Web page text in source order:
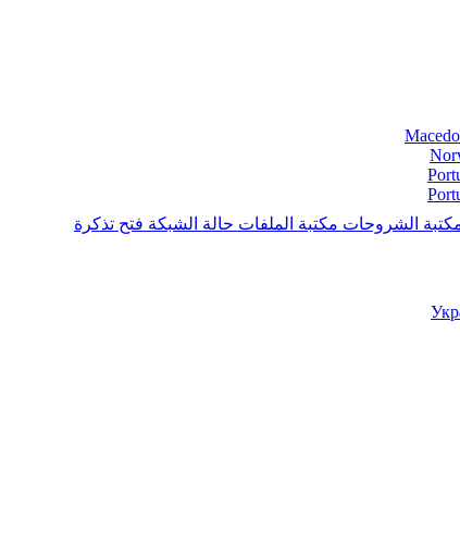
الشروحات مكتبة الملفات حالة الشبكة فتح تذكرة